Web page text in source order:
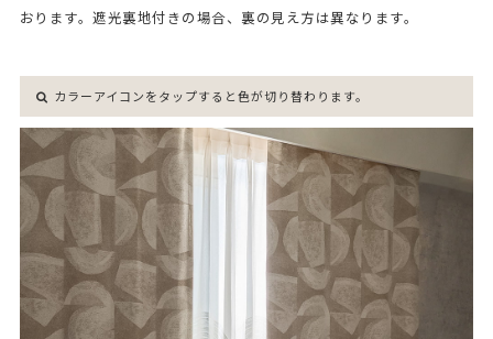
おります。遮光裏地付きの場合、裏の見え方は異なります。
カラーアイコンをタップすると色が切り替わります。